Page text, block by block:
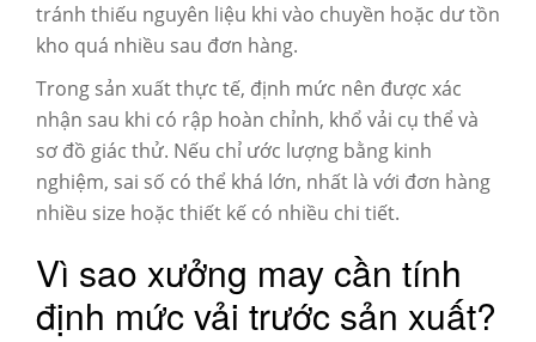
tránh thiếu nguyên liệu khi vào chuyền hoặc dư tồn
kho quá nhiều sau đơn hàng.
Trong sản xuất thực tế, định mức nên được xác
nhận sau khi có rập hoàn chỉnh, khổ vải cụ thể và
sơ đồ giác thử. Nếu chỉ ước lượng bằng kinh
nghiệm, sai số có thể khá lớn, nhất là với đơn hàng
nhiều size hoặc thiết kế có nhiều chi tiết.
Vì sao xưởng may cần tính
định mức vải trước sản xuất?